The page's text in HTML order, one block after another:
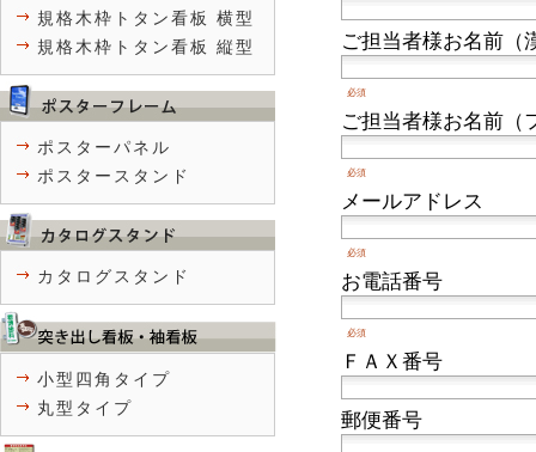
ご担当者様お名前（
必須
ご担当者様お名前（
必須
メールアドレス
必須
お電話番号
必須
ＦＡＸ番号
郵便番号
規格木枠トタン看板 横型
規格木枠トタン看板 縦型
ポスターパネル
ポスタースタンド
カタログスタンド
小型四角タイプ
丸型タイプ